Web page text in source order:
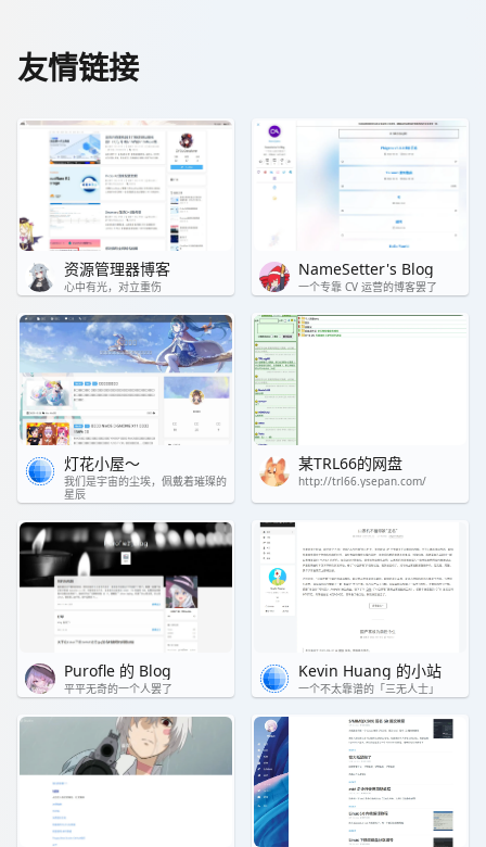
友情链接
资源管理器博客
心中有光，对立重伤
NameSetter's Blog
一个专靠 CV 运营的博客罢了
灯花小屋～
我们是宇宙的尘埃，佩戴着璀璨的
星辰
某TRL66的网盘
http://trl66.ysepan.com/
Purofle 的 Blog
平平无奇的一个人罢了
Kevin Huang 的小站
一个不太靠谱的「三无人士」